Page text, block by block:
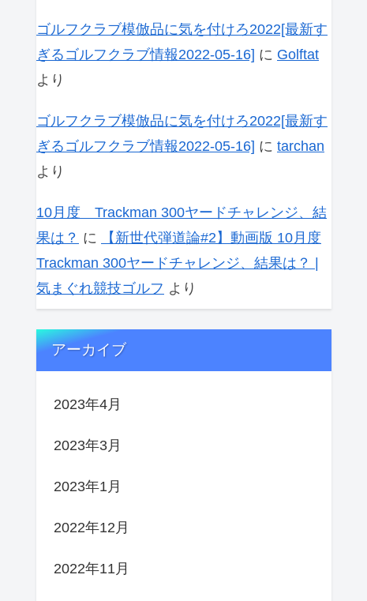
ゴルフクラブ模倣品に気を付けろ2022[最新す
ぎるゴルフクラブ情報2022-05-16] に Golftat
より
ゴルフクラブ模倣品に気を付けろ2022[最新す
ぎるゴルフクラブ情報2022-05-16] に tarchan
より
10月度 Trackman 300ヤードチャレンジ、結
果は？ に
【新世代弾道論#2】動画版 10月度
Trackman 300ヤードチャレンジ、結果は？ |
気まぐれ競技ゴルフ より
アーカイブ
2023年4月
2023年3月
2023年1月
2022年12月
2022年11月